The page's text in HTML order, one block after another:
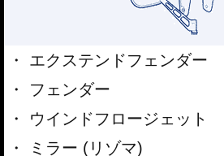
エクステンドフェンダー
フェンダー
ウインドフロージェット
ミラー (リゾマ)